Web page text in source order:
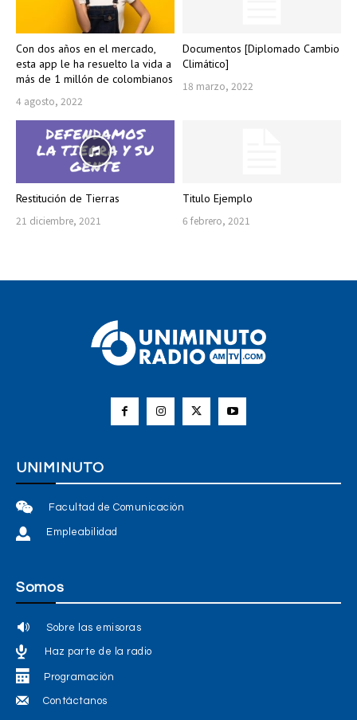
Con dos años en el mercado,
esta app le ha resuelto la vida a
más de 1 millón de colombianos
4 agosto, 2022
Documentos [Diplomado Cambio
Climático]
18 marzo, 2022
Restitución de Tierras
21 diciembre, 2021
Titulo Ejemplo
6 febrero, 2021
UNIMINUTO
Facultad de Comunicación
Empleabilidad
Somos
Sobre las emisoras
Haz parte de la radio
Programación
Contáctanos